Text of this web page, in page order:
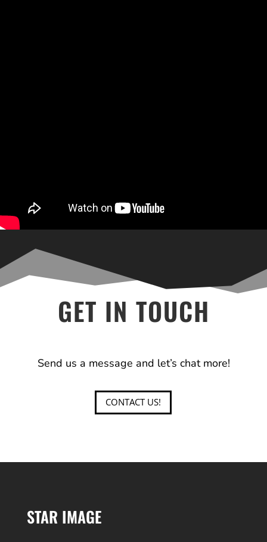
GET IN TOUCH
Send us a message and let’s chat more!
CONTACT US!
STAR IMAGE